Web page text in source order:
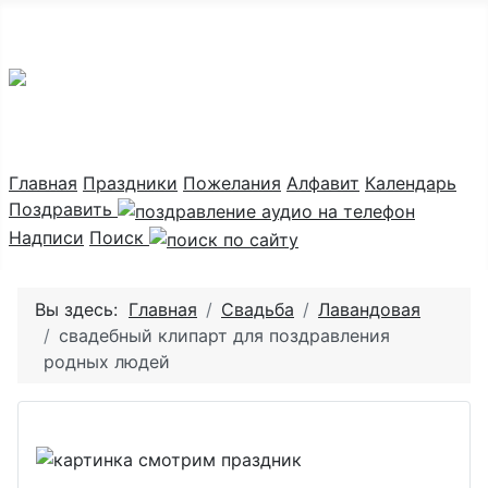
Главная Праздники Пожелания Алфавит Календарь
Поздравить
Надписи Поиск
Вы здесь: Главная Свадьба
Лавандовая
свадебный клипарт для поздравления
родных людей